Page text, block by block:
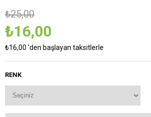
₺25,00
₺16,00
₺16,00 'den başlayan taksitlerle
RENK